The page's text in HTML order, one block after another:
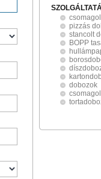
pizzás
stancolt
BOPP
dobozok